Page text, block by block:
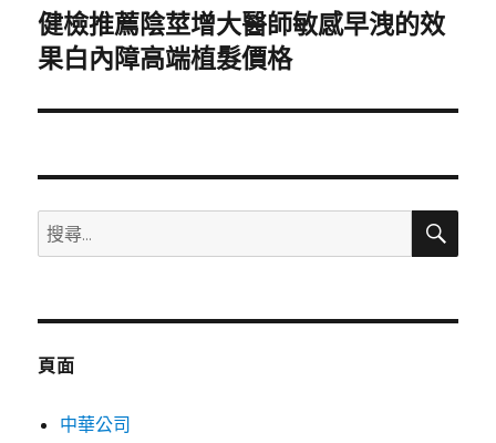
下
一
文
健檢推薦陰莖增大醫師敏感早洩的效
果白內障高端植髮價格
搜
尋
鍵
搜
頁面
中華公司